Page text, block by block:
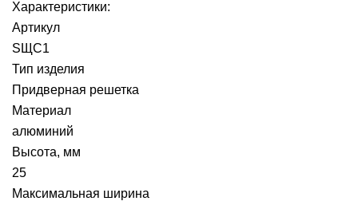
Характеристики:
Артикул
SЩС1
Тип изделия
Придверная решетка
Материал
алюминий
Высота, мм
25
Максимальная ширина